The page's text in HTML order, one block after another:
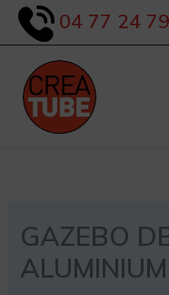
Aller
04 77 24
GAZEBO
ALUMINIUM